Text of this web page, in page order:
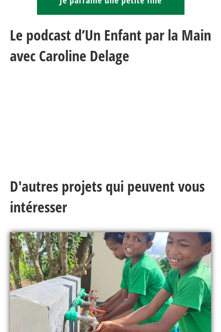
Le podcast d’Un Enfant par la Main
avec Caroline Delage
D'autres projets qui peuvent vous
intéresser